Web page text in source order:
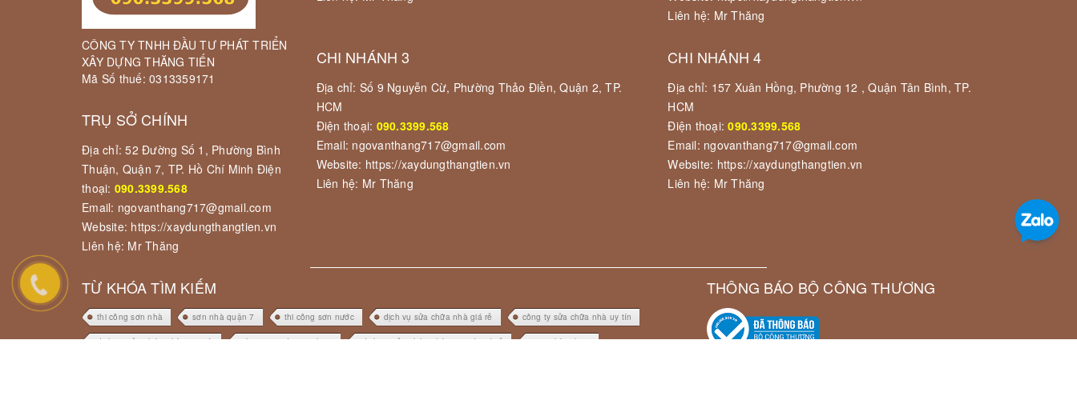
CÔNG TY TNHH ĐẦU TƯ PHÁT TRIỂN
XÂY DỰNG THĂNG TIẾN
Mã Số thuế: 0313359171
TRỤ SỞ CHÍNH
Địa chỉ: 52 Đường Số 1, Phường Bình
Thuận, Quận 7, TP. Hồ Chí Minh Điện
thoại: 090.3399.568
Email: ngovanthang717@gmail.com
Website: https://xaydungthangtien.vn
Liên hệ: Mr Thăng
Liên hệ: Mr Thăng
CHI NHÁNH 3
Địa chỉ: Số 9 Nguyễn Cừ, Phường Thảo Điền, Quận 2, TP.
HCM
Điện thoại: 090.3399.568
Email: ngovanthang717@gmail.com
Website: https://xaydungthangtien.vn
Liên hệ: Mr Thăng
CHI NHÁNH 4
Địa chỉ: 157 Xuân Hồng, Phường 12 , Quận Tân Bình, TP.
HCM
Điện thoại:090.3399.568
Email: ngovanthang717@gmail.com
Website: https://xaydungthangtien.vn
Liên hệ: Mr Thăng
TỪ KHÓA TÌM KIẾM
thi công sơn nhà sơn nhà quận 7 thi công sơn nước dịch vụ sửa chữa nhà giá rẻ công ty sửa chữa nhà uy tín
dịch vụ sửa chữa nhà trọn gói thợ sơn nước tại tphcm dịch vụ sửa chữa nhà trọn gói giá rẻ sơn nhà tphcm
THÔNG BÁO BỘ CÔNG THƯƠNG